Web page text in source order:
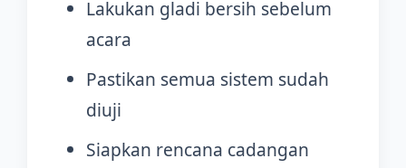
Lakukan gladi bersih sebelum
acara
Pastikan semua sistem sudah
diuji
Siapkan rencana cadangan